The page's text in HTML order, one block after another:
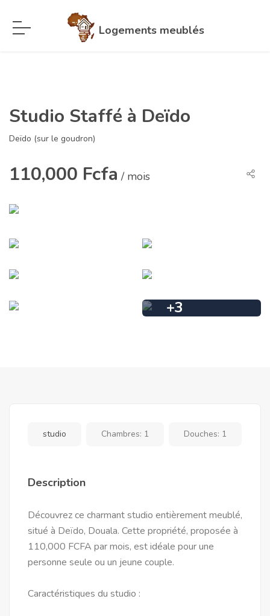
Logements meublés
Studio Staffé à Deïdo
Deïdo (sur le goudron)
110,000 Fcfa / mois
+3
studio Chambres: 1 Douches: 1
Description
Découvrez ce charmant studio entièrement meublé,
situé à Deïdo, Douala. Cette propriété, proposée à
110,000 FCFA par mois, est idéale pour une
personne seule ou un jeune couple.
Caractéristiques du studio :